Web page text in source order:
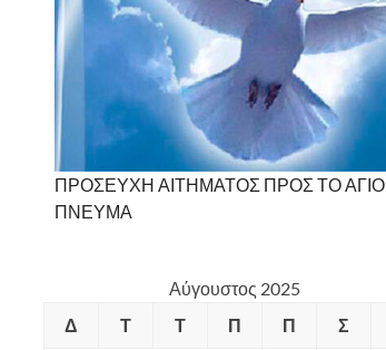
ΠΡΟΣΕΥΧΗ ΑΙΤΗΜΑΤΟΣ ΠΡΟΣ ΤΟ ΑΓΙΟ
ΠΝΕΥΜΑ
Αύγουστος 2025
Δ
Τ Τ Π Π Σ